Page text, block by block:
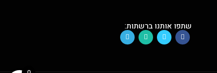
שתפו אותנו ברשתות: